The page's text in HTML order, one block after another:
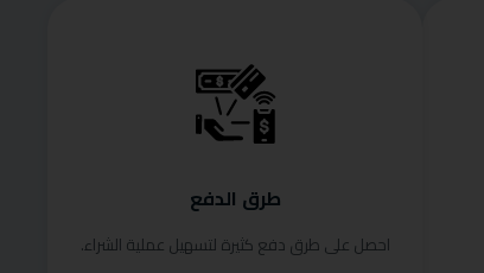
طرق الدفع
احصل على طرق دفع كثيرة لتسهيل عملية الشراء.